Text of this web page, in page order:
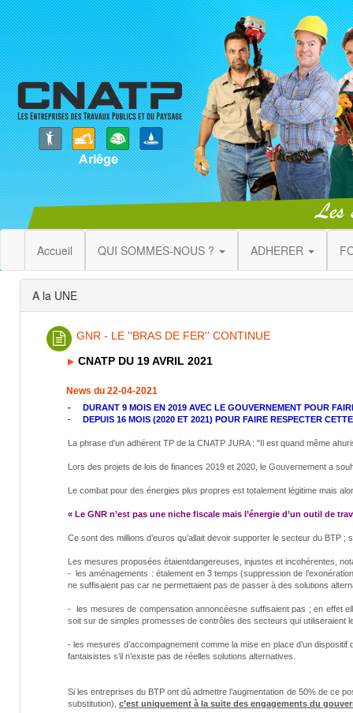
Accueil QUI SOMMES-NOUS ? ADHERER
A la UNE
GNR - LE ''BRAS DE FER'' CONTINUE
CNATP DU 19 AVRIL 2021
News du 22-04-2021
- DURANT 9 MOIS EN 2019 AVEC LE GOUVERNEMENT POUR
-
DEPUIS 16 MOIS (2020 ET 2021) POUR FAIRE RESPECTER
La phrase d’un adhérent TP de la CNATP JURA : "Il est quand même
Lors des projets de lois de finances 2019 et 2020, le Gouvernement a
Le combat pour des énergies plus propres est totalement légitime mais
« Le GNR n’est pas une niche fiscale mais l’énergie d’un outil de
Ce sont des millions d’euros qu’allait devoir supporter le secteur du BTP
Les mesures proposées étaientdangereuses, injustes et incohérentes,
- les aménagements : étalement en 3 temps (suppression de
ne suffisaient pas car ne permettaient pas de passer à des solutions
- les mesures de compensation annoncéesne suffisaient pas ; en effet
soit sur de simples promesses de contrôles des secteurs qui utiliseraient
- les mesures d’accompagnement comme la mise en place d’un
fantaisistes s’il n’existe pas de réelles solutions alternatives.
Si les entreprises du BTP ont dû admettre l’augmentation de 50% de ce
substitution), c’est uniquement à la suite des engagements du